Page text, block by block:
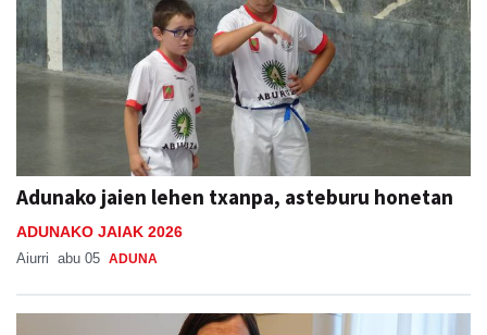
Adunako jaien lehen txanpa, asteburu honetan
ADUNAKO JAIAK 2026
Aiurri abu 05 ADUNA